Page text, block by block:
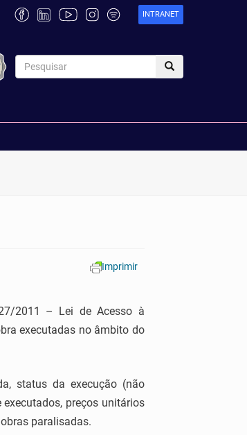
INTRANET
Imprimir
2011 – Lei de Acesso à
executadas no âmbito do
status da execução (não
preços unitários
paralisadas.